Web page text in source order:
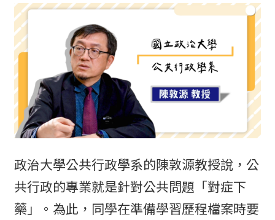
政治大學公共行政學系的陳敦源教授說，公
共行政的專業就是針對公共問題「對症下
藥」。為此，同學在準備學習歷程檔案時要